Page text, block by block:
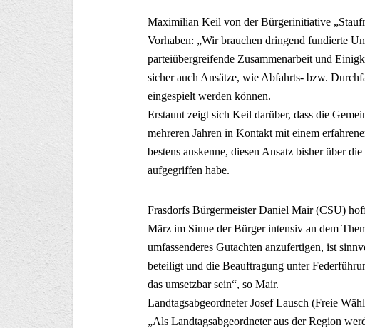
Maximilian Keil von der Bürgerinitiative
Vorhaben: „Wir brauchen dringend fundierte
parteiübergreifende Zusammenarbeit und
sicher auch Ansätze, wie Abfahrts- bzw.
eingespielt werden können.
Erstaunt zeigt sich Keil darüber, dass die
mehreren Jahren in Kontakt mit einem
bestens auskenne, diesen Ansatz bisher über
aufgegriffen habe.
Frasdorfs Bürgermeister Daniel Mair (CSU)
März im Sinne der Bürger intensiv an dem
umfassenderes Gutachten anzufertigen, ist
beteiligt und die Beauftragung unter
das umsetzbar sein“, so Mair.
Landtagsabgeordneter Josef Lausch (Freie
„Als Landtagsabgeordneter aus der Region